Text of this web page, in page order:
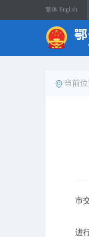
繁体 English
当前
市
你
进